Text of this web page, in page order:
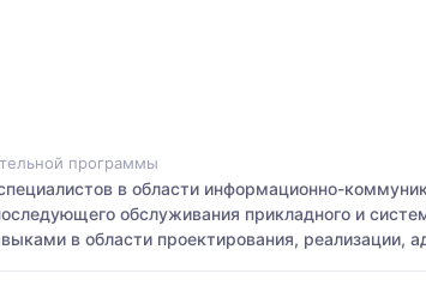
программы
в области информационно-
обслуживания прикладного и
в области проектирования, реализации,